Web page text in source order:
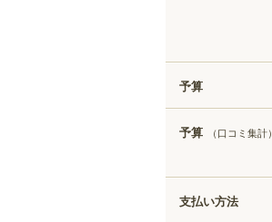
予算
予算 （口コミ集計）
支払い方法